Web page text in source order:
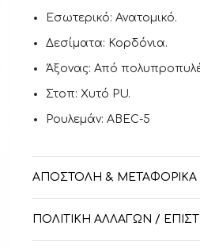
Εσωτερικό: Ανατομικό.
Δεσίματα: Κορδόνια.
Άξονας: Από
Στοπ: Χυτό PU.
Ρουλεμάν: ΑBEC-5
ΑΠΟΣΤΟΛΉ & ΜΕΤΑΦΟΡΙΚΆ
ΠΟΛΙΤΙΚΉ ΑΛΛΑΓΏΝ /